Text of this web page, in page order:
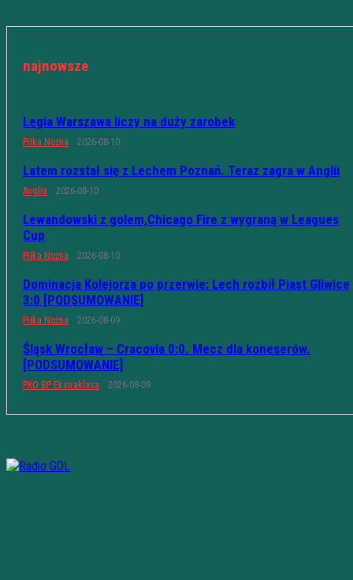
najnowsze
Legia Warszawa liczy na duży zarobek
Piłka Nożna 2026-08-10
Latem rozstał się z Lechem Poznań. Teraz zagra w Anglii
Anglia 2026-08-10
Lewandowski z golem,Chicago Fire z wygraną w Leagues
Cup
Piłka Nożna 2026-08-10
Dominacja Kolejorza po przerwie: Lech rozbił Piast Gliwice
3:0 [PODSUMOWANIE]
Piłka Nożna 2026-08-09
Śląsk Wrocław – Cracovia 0:0. Mecz dla koneserów.
[PODSUMOWANIE]
PKO BP Ekstraklasa 2026-08-09